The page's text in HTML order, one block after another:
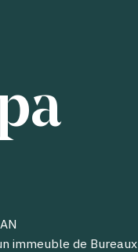
immeuble de Bureaux